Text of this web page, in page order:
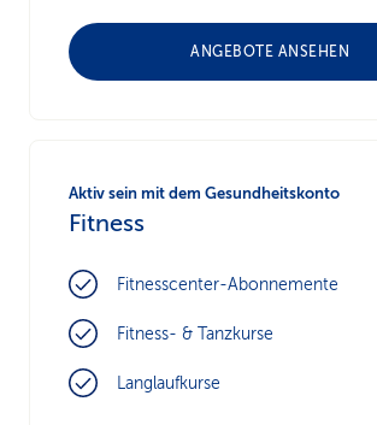
ANGEBOTE ANSEHEN
Aktiv sein mit dem Gesundheitskonto
Fitness
Fitnesscenter-Abonnemente
Fitness- & Tanzkurse
Langlaufkurse